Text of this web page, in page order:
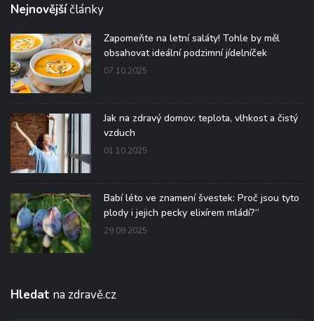
Nejnovějšíčlánky
Zapomeňte na letní saláty! Tohle by měl
obsahovat ideální podzimní jídelníček
07.10.2025
Jak na zdravý domov: teplota, vlhkost a čistý
vzduch
01.10.2025
Babí léto ve znamení švestek: Proč jsou tyto
plody i jejich pecky elixírem mládí?“
29.09.2025
Hledat na zdravě.cz